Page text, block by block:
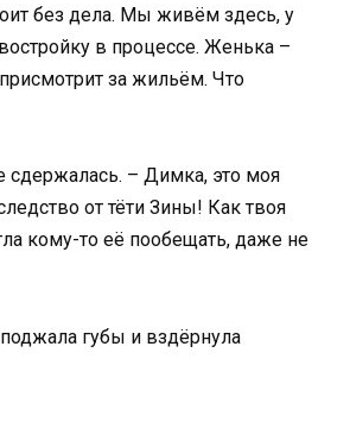
без дела. Мы живём здесь, у
в процессе. Женька –
за жильём. Что
сдержалась. – Димка, это моя
от тёти Зины! Как твоя
кому-то её пообещать, даже не
губы и вздёрнула